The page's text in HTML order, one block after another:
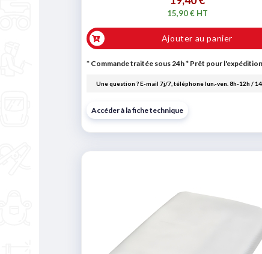
15,90 € HT
Ajouter au panier
* Commande traitée sous 24h* Prêt pour l'expédition
Une question ? E-mail 7j/7, téléphone lun.-ven. 8h-12h /
Accéder à la fiche technique